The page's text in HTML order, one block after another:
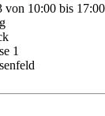
von 10:00 bis
1